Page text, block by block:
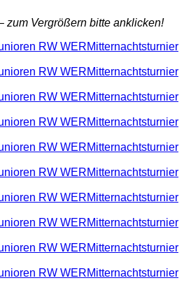
zum Vergrößern bitte anklicken!
Mitternachtsturnier
Mitternachtsturnier
Mitternachtsturnier
Mitternachtsturnier
Mitternachtsturnier
Mitternachtsturnier
Mitternachtsturnier
Mitternachtsturnier
Mitternachtsturnier
Mitternachtsturnier